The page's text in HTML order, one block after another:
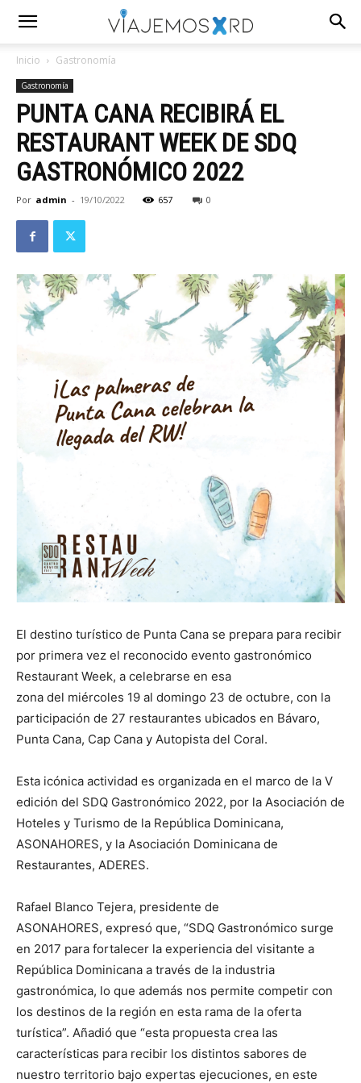
Inicio Gastronomía
Gastronomía
PUNTA CANA RECIBIRÁ EL
RESTAURANT WEEK DE SDQ
GASTRONÓMICO 2022
Por admin - 19/10/2022 657 0
El destino turístico de Punta Cana se prepara para recibir
por primera vez el reconocido evento gastronómico
Restaurant Week, a celebrarse en esa
zona del miércoles 19 al domingo 23 de octubre, con la
participación de 27 restaurantes ubicados en Bávaro,
Punta Cana, Cap Cana y Autopista del Coral.
Esta icónica actividad es organizada en el marco de la V
edición del SDQ Gastronómico 2022, por la Asociación de
Hoteles y Turismo de la República Dominicana,
ASONAHORES, y la Asociación Dominicana de
Restaurantes, ADERES.
Rafael Blanco Tejera, presidente de
ASONAHORES, expresó que, “SDQ Gastronómico surge
en 2017 para fortalecer la experiencia del visitante a
República Dominicana a través de la industria
gastronómica, lo que además nos permite competir con
los destinos de la región en esta rama de la oferta
turística”. Añadió que “esta propuesta crea las
características para recibir los distintos sabores de
nuestro territorio bajo expertas ejecuciones, en este